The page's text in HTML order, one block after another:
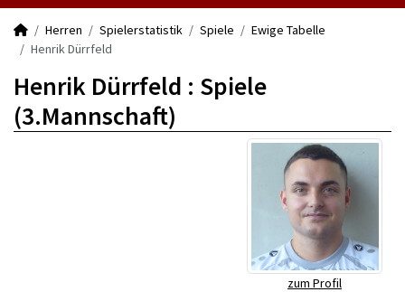
Herren Spielerstatistik Spiele
Ewige Tabelle
Henrik Dürrfeld
Henrik Dürrfeld : Spiele
(3.Mannschaft)
zum Profil